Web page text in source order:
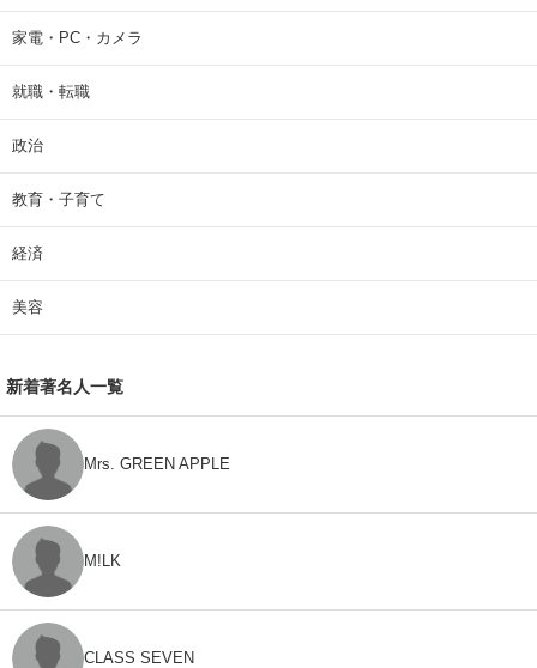
家電・PC・カメラ
就職・転職
政治
教育・子育て
経済
美容
新着著名人一覧
Mrs. GREEN APPLE
M!LK
CLASS SEVEN